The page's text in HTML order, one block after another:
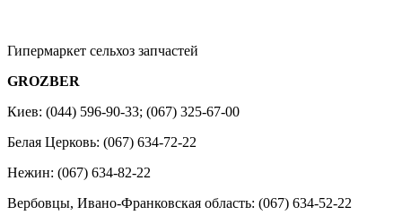
Гипермаркет сельхоз запчастей
GROZBER
Киев: (044) 596-90-33; (067) 325-67-00
Белая Церковь: (067) 634-72-22
Нежин: (067) 634-82-22
Вербовцы, Ивано-Франковская область: (067) 634-52-22